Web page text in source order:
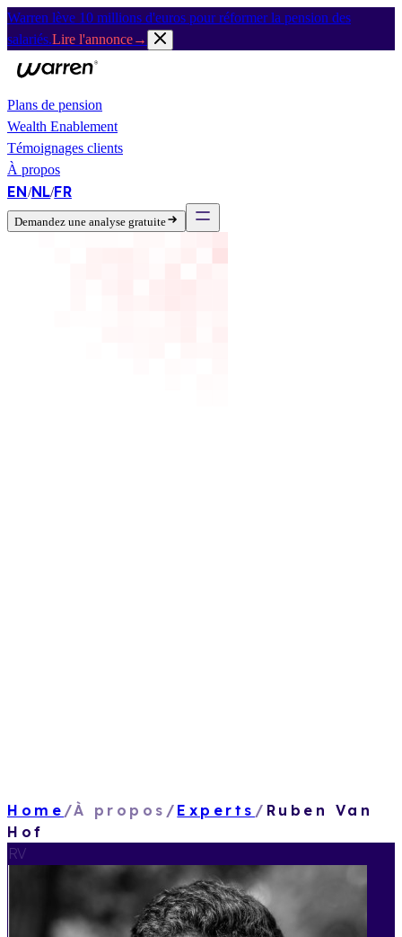
Warren lève 10 millions d'euros pour réformer la pension des
salariés.Lire l'annonce→
Plans de pension
Wealth Enablement
Témoignages clients
À propos
EN/NL/FR
Demandez une analyse gratuite
Home /À propos / Experts / Ruben Van
Hof
RV